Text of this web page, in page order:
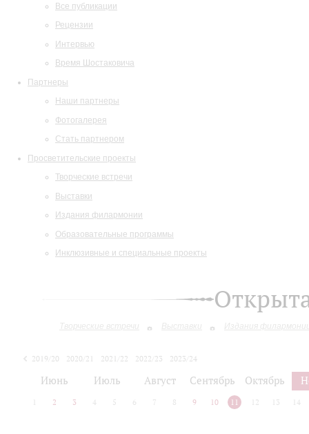
Все публикации
Рецензии
Интервью
Время Шостаковича
Партнеры
Наши партнеры
Фотогалерея
Стать партнером
Просветительские проекты
Творческие встречи
Выставки
Издания филармонии
Образовательные программы
Инклюзивные и специальные проекты
Творческие встречи Выставки Издания
2019/20 2020/21 2021/22 2022/23
2023/24
Июнь Июль Август Сентябрь Октябрь
2 3 4 5 6 7 8 9 10 11 12 13 14